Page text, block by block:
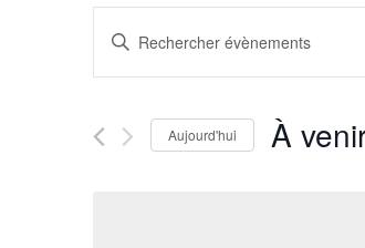
Recherche
et
navigation
vues
Évènements
Saisir
mot-
clé.
ÉvènementsAujourd'hui À